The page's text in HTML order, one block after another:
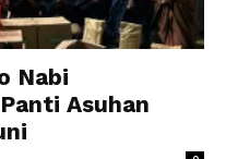
Nabi
Asuhan